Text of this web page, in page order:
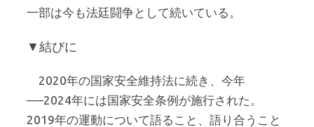
一部は今も法廷闘争として続いている。
▼結びに
2020年の国家安全維持法に続き、今年
──2024年には国家安全条例が施行された。
2019年の運動について語ること、語り合うこと